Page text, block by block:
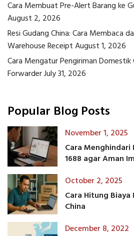
Cara Membuat Pre-Alert Barang ke
August 2, 2026
Resi Gudang China: Cara Membaca
Warehouse ReceiptAugust 1, 2026
Cara Mengatur Pengiriman Domestik
ForwarderJuly 31, 2026
Popular Blog Posts
November 1, 2025
Cara Menghindari
1688 agar Aman
October 2, 2025
Cara Hitung
China
December 8, 2022